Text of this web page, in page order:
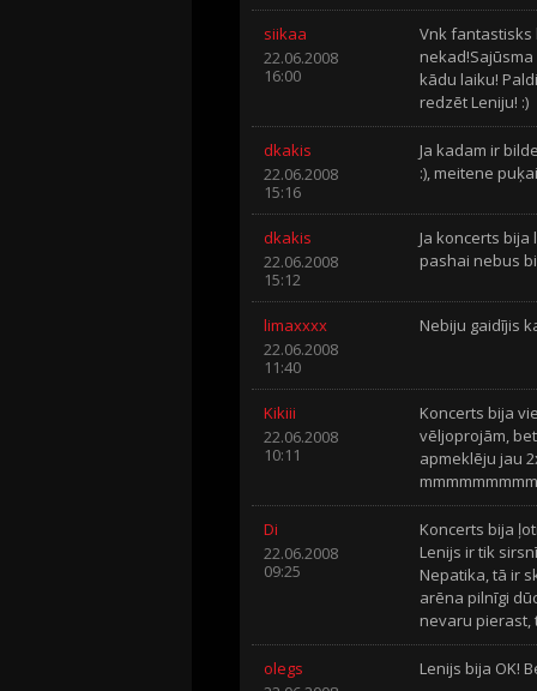
siikaa
22.06.2008
16:00
Vnk fantastisks
kādu laiku!
redzēt Leniju! :)
dkakis
22.06.2008
15:16
Ja kadam ir
:), meitene
dkakis
22.06.2008
15:12
Ja koncerts bija
pashai nebus
limaxxxx
22.06.2008
11:40
Nebiju gaidījis
Kikiii
22.06.2008
10:11
Koncerts bija
vēljoprojām,
apmeklēju jau
Di
22.06.2008
09:25
Koncerts bija
Lenijs ir tik
Nepatika, tā ir
arēna pilnīgi
nevaru pierast,
olegs
Lenijs bija OK!